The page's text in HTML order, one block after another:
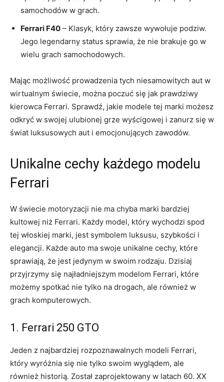
‍samochodów w grach.
Ferrari F40 – Klasyk, który‍ zawsze wywołuje podziw.‍
Jego‌ legendarny ‌status⁣ sprawia, ⁢że nie brakuje go w
‍wielu grach samochodowych.
Mając możliwość prowadzenia tych⁤ niesamowitych ⁤aut⁣ w
wirtualnym świecie, można ⁣poczuć się⁢ jak⁢ prawdziwy
⁢kierowca Ferrari.⁤ Sprawdź, ‌jakie modele ‌tej marki możesz
odkryć w swojej⁣ ulubionej grze wyścigowej i zanurz się ⁢w
świat luksusowych⁣ aut ⁢i emocjonujących⁤ zawodów.
Unikalne cechy każdego ‍modelu
Ferrari
W świecie motoryzacji ‌nie ma chyba marki bardziej‍
kultowej niż Ferrari. Każdy ⁢model, ​który wychodzi ⁣spod​
tej ⁣włoskiej ⁢marki, ‍jest symbolem luksusu, szybkości i
elegancji.‌ Każde auto ma swoje unikalne cechy, które
sprawiają, że⁤ jest jedynym ​w swoim rodzaju. Dzisiaj
przyjrzymy się najładniejszym‌ modelom Ferrari, które
możemy spotkać nie tylko na drogach, ‌ale również w
grach ‌komputerowych.
1.⁢ Ferrari 250⁢ GTO
Jeden z najbardziej rozpoznawalnych modeli Ferrari,
który‌ wyróżnia się nie tylko swoim wyglądem, ale
również historią. ⁢Został zaprojektowany w latach ​60. XX ​